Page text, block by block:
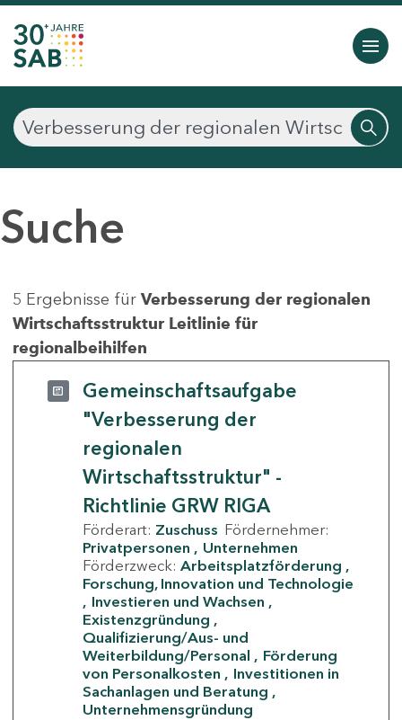
Suche
5 Ergebnisse für Verbesserung der regionalen
Wirtschaftsstruktur Leitlinie für
regionalbeihilfen
Gemeinschaftsaufgabe
"Verbesserung der
regionalen
Wirtschaftsstruktur" -
Richtlinie GRW RIGA
Förderart: Zuschuss Fördernehmer:
Privatpersonen
Unternehmen
Förderzweck: Arbeitsplatzförderung
Forschung, Innovation und Technologie
Investieren und Wachsen
Existenzgründung
Qualifizierung/Aus- und
Weiterbildung/Personal
Förderung
von Personalkosten
Investitionen in
Sachanlagen und Beratung
Unternehmensgründung